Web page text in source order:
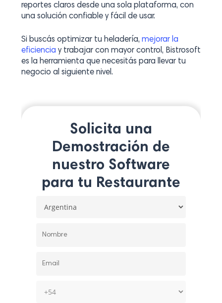
reportes claros desde una sola plataforma, con
una solución confiable y fácil de usar.
Si buscás optimizar tu heladería, mejorar la
eficiencia y trabajar con mayor control, Bistrosoft
es la herramienta que necesitás para llevar tu
negocio al siguiente nivel.
Solicita una
Demostración de
nuestro Software
para tu Restaurante